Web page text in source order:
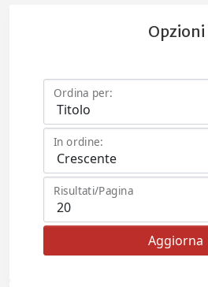
Opzioni
Ordina per:
In ordine:
Risultati/Pagina